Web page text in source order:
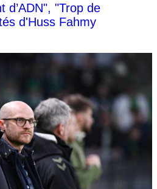
d’ADN", "Trop de
d'Huss Fahmy